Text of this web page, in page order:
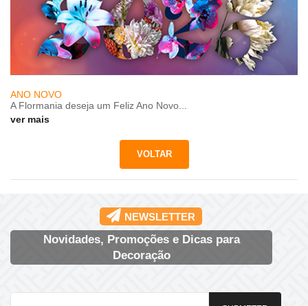
ANO NOVO
A Flormania deseja um Feliz Ano Novo...
ver mais
NEWSLETTER
Novidades, Promoções e Dicas para
Decoração